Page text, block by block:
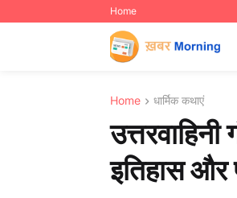
Home
Home धार्मिक कथाएं
इतिहास और